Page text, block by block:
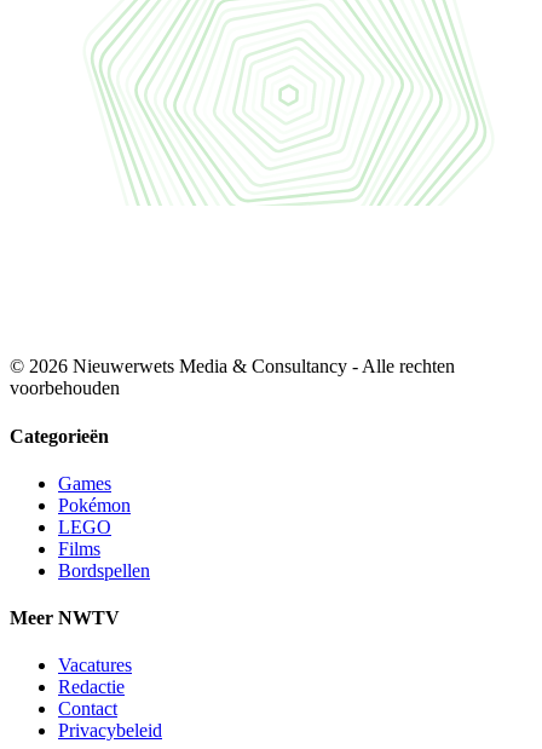
© 2026 Nieuwerwets Media & Consultancy - Alle rechten
voorbehouden
Categorieën
Games
Pokémon
LEGO
Films
Bordspellen
Meer NWTV
Vacatures
Redactie
Contact
Privacybeleid